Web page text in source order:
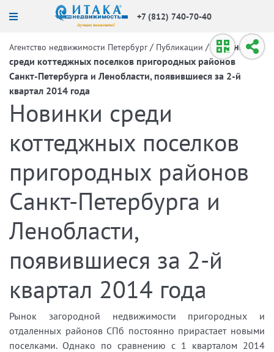
+7 (812) 740-70-40
Агентство недвижимости Петербург / Публикации / Новинки
среди коттеджных поселков пригородных районов
Санкт-Петербурга и Ленобласти, появившиеся за 2-й
квартал 2014 года
Новинки среди
коттеджных поселков
пригородных районов
Санкт-Петербурга и
Ленобласти,
появившиеся за 2-й
квартал 2014 года
Рынок загородной недвижимости пригородных и
отдаленных районов СПб постоянно прирастает новыми
поселками. Однако по сравнению с 1 кварталом 2014